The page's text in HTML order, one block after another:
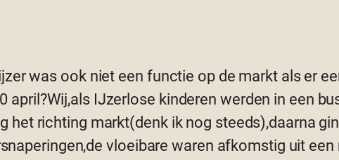
was ook niet een functie op de markt als er
IJzerlose kinderen werden in een
het richting markt(denk ik nog steeds),daarna
vloeibare waren afkomstig uit een